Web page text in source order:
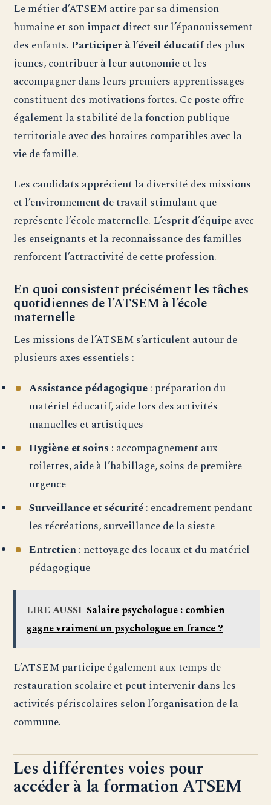
Le métier d’ATSEM attire par sa dimension
humaine et son impact direct sur l’épanouissement
des enfants.Participer à l’éveil éducatifdes plus
jeunes, contribuer à leur autonomie et les
accompagner dans leurs premiers apprentissages
constituent des motivations fortes. Ce poste offre
également la stabilité de la fonction publique
territoriale avec des horaires compatibles avec la
vie de famille.
Les candidats apprécient la diversité des missions
et l’environnement de travail stimulant que
représente l’école maternelle. L’esprit d’équipe avec
les enseignants et la reconnaissance des familles
renforcent l’attractivité de cette profession.
En quoi consistent précisément les tâches
quotidiennes de l’ATSEM à l’école
maternelle
Les missions de l’ATSEM s’articulent autour de
plusieurs axes essentiels :
Assistance pédagogique: préparation du
matériel éducatif, aide lors des activités
manuelles et artistiques
Hygiène et soins : accompagnement aux
toilettes, aide à l’habillage, soins de première
urgence
Surveillance et sécurité: encadrement pendant
les récréations, surveillance de la sieste
Entretien: nettoyage des locaux et du matériel
pédagogique
LIRE AUSSI Salaire psychologue : combien
gagne vraiment un psychologue en france ?
L’ATSEM participe également aux temps de
restauration scolaire et peut intervenir dans les
activités périscolaires selon l’organisation de la
commune.
Les différentes voies pour
accéder à la formation ATSEM